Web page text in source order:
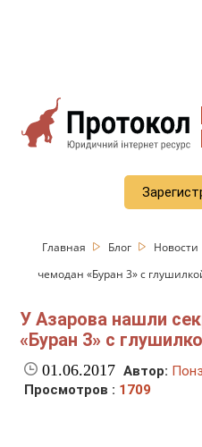
Главная Блог Новости
чемодан «Буран 3» с
У Азарова нашли
«Буран 3» с
01.06.2017 Автор:
Просмотров : 1709